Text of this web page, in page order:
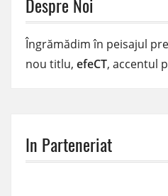
Despre Noi
Îngrămădim în peisajul
nou titlu, efeCT, accentul
In Parteneriat